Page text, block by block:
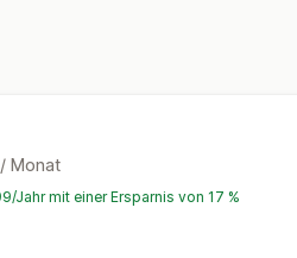
/ Monat
Jahr mit einer Ersparnis von 17 %